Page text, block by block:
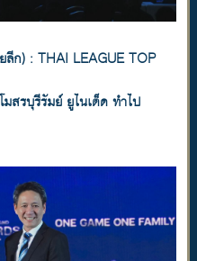
ลีก) : THAI LEAGUE TOP
สรบุรีรัมย์ ยูไนเต็ด ทำไป